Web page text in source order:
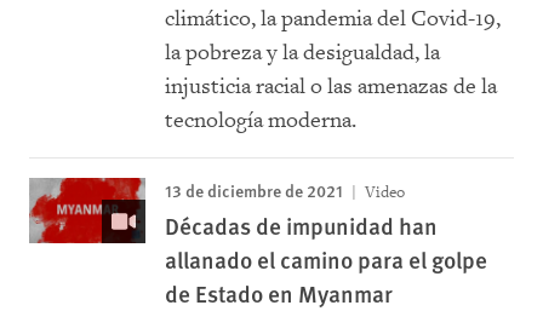
climático, la pandemia del Covid-19,
la pobreza y la desigualdad, la
injusticia racial o las amenazas de la
tecnología moderna.
13 de diciembre de 2021 Video
Décadas de impunidad han
allanado el camino para el golpe
de Estado en Myanmar